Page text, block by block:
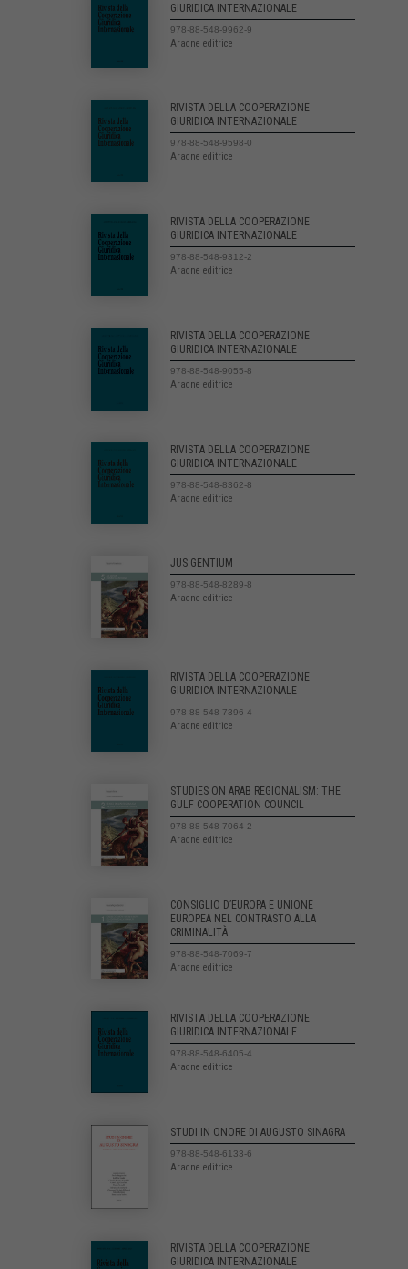
GIURIDICA INTERNAZIONALE
978-88-548-9962-9
Aracne editrice
RIVISTA DELLA COOPERAZIONE
GIURIDICA INTERNAZIONALE
978-88-548-9598-0
Aracne editrice
RIVISTA DELLA COOPERAZIONE
GIURIDICA INTERNAZIONALE
978-88-548-9312-2
Aracne editrice
RIVISTA DELLA COOPERAZIONE
GIURIDICA INTERNAZIONALE
978-88-548-9055-8
Aracne editrice
RIVISTA DELLA COOPERAZIONE
GIURIDICA INTERNAZIONALE
978-88-548-8362-8
Aracne editrice
JUS GENTIUM
978-88-548-8289-8
Aracne editrice
RIVISTA DELLA COOPERAZIONE
GIURIDICA INTERNAZIONALE
978-88-548-7396-4
Aracne editrice
STUDIES ON ARAB REGIONALISM: THE
GULF COOPERATION COUNCIL
978-88-548-7064-2
Aracne editrice
CONSIGLIO D’EUROPA E UNIONE
EUROPEA NEL CONTRASTO ALLA
CRIMINALITÀ
978-88-548-7069-7
Aracne editrice
RIVISTA DELLA COOPERAZIONE
GIURIDICA INTERNAZIONALE
978-88-548-6405-4
Aracne editrice
STUDI IN ONORE DI AUGUSTO SINAGRA
978-88-548-6133-6
Aracne editrice
RIVISTA DELLA COOPERAZIONE
GIURIDICA INTERNAZIONALE